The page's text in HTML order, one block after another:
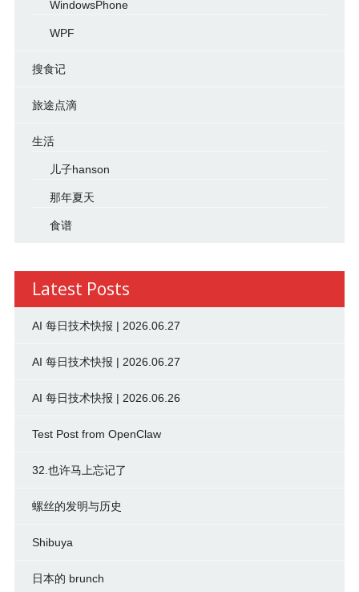
WindowsPhone
WPF
搜食记
旅途点滴
生活
儿子hanson
那年夏天
食谱
Latest Posts
AI 每日技术快报 | 2026.06.27
AI 每日技术快报 | 2026.06.27
AI 每日技术快报 | 2026.06.26
Test Post from OpenClaw
32.也许马上忘记了
螺丝的发明与历史
Shibuya
日本的 brunch